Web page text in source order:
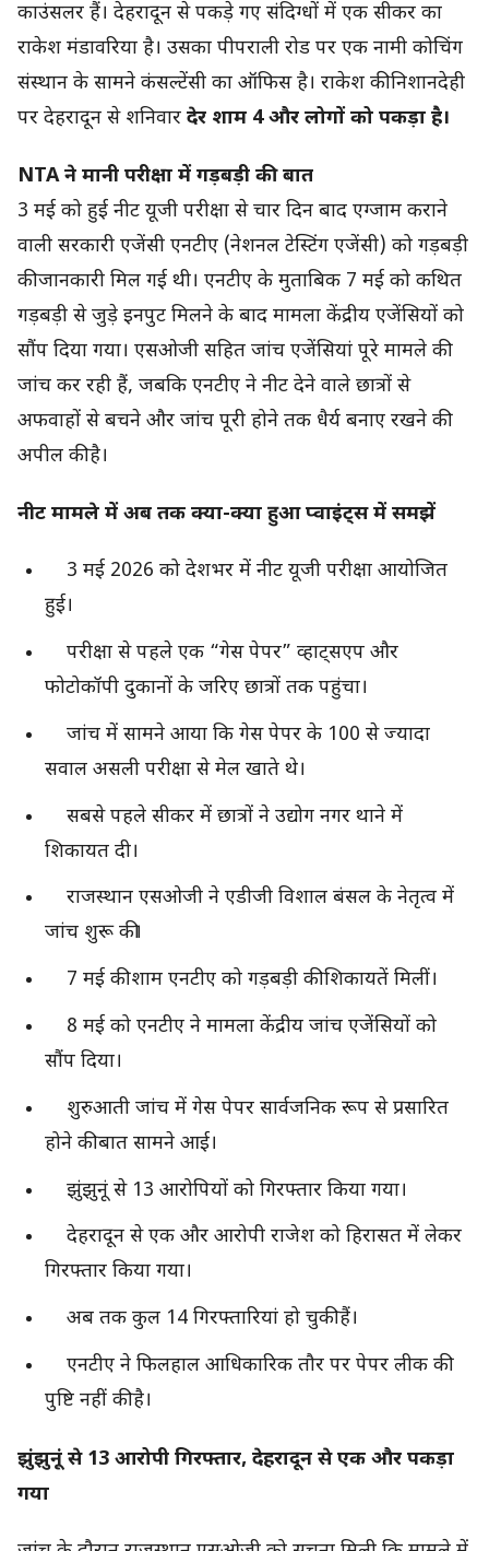
काउंसलर हैं। देहरादून से पकड़े गए संदिग्धों में एक सीकर का
राकेश मंडावरिया है। उसका पीपराली रोड पर एक नामी कोचिंग
संस्थान के सामने कंसल्टेंसी का ऑफिस है। राकेश की निशानदेही
पर देहरादून से शनिवार देर शाम 4 और लोगों को पकड़ा है।
NTA ने मानी परीक्षा में गड़बड़ी की बात
3 मई को हुई नीट यूजी परीक्षा से चार दिन बाद एग्जाम कराने
वाली सरकारी एजेंसी एनटीए (नेशनल टेस्टिंग एजेंसी) को गड़बड़ी
की जानकारी मिल गई थी। एनटीए के मुताबिक 7 मई को कथित
गड़बड़ी से जुड़े इनपुट मिलने के बाद मामला केंद्रीय एजेंसियों को
सौंप दिया गया। एसओजी सहित जांच एजेंसियां पूरे मामले की
जांच कर रही हैं, जबकि एनटीए ने नीट देने वाले छात्रों से
अफवाहों से बचने और जांच पूरी होने तक धैर्य बनाए रखने की
अपील की है।
नीट मामले में अब तक क्या-क्या हुआ प्वाइंट्स में समझें
3 मई 2026 को देशभर में नीट यूजी परीक्षा आयोजित
हुई।
परीक्षा से पहले एक “गेस पेपर” व्हाट्सएप और
फोटोकॉपी दुकानों के जरिए छात्रों तक पहुंचा।
जांच में सामने आया कि गेस पेपर के 100 से ज्यादा
सवाल असली परीक्षा से मेल खाते थे।
सबसे पहले सीकर में छात्रों ने उद्योग नगर थाने में
शिकायत दी।
राजस्थान एसओजी ने एडीजी विशाल बंसल के नेतृत्व में
जांच शुरू की।
7 मई की शाम एनटीए को गड़बड़ी की शिकायतें मिलीं।
8 मई को एनटीए ने मामला केंद्रीय जांच एजेंसियों को
सौंप दिया।
शुरुआती जांच में गेस पेपर सार्वजनिक रूप से प्रसारित
होने की बात सामने आई।
झुंझुनूं से 13 आरोपियों को गिरफ्तार किया गया।
देहरादून से एक और आरोपी राजेश को हिरासत में लेकर
गिरफ्तार किया गया।
अब तक कुल 14 गिरफ्तारियां हो चुकी हैं।
एनटीए ने फिलहाल आधिकारिक तौर पर पेपर लीक की
पुष्टि नहीं की है।
झुंझुनूं से 13 आरोपी गिरफ्तार, देहरादून से एक और पकड़ा
गया